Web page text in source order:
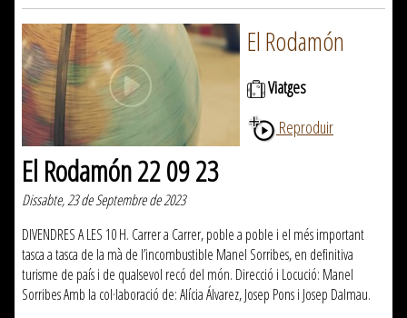
El Rodamón
Viatges
Reproduir
El Rodamón 22 09 23
Dissabte, 23 de Septembre de 2023
DIVENDRES A LES 10 H. Carrer a Carrer, poble a poble i el més important
tasca a tasca de la mà de l’incombustible Manel Sorribes, en definitiva
turisme de país i de qualsevol recó del món. Direcció i Locució: Manel
Sorribes Amb la col·laboració de: Alícia Álvarez, Josep Pons i Josep Dalmau.